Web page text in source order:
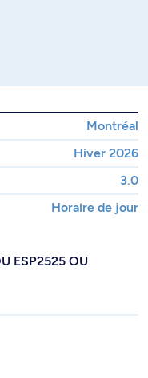
Montréal
Hiver 2026
3.0
Horaire de jour
ESP2525 OU